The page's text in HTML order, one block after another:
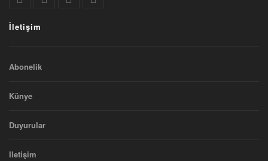
İletişim
Abonelik
Künye
Duyurular
Iletişim